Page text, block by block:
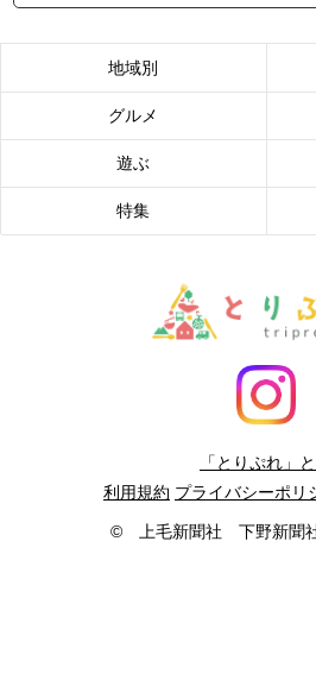
地域別
グルメ
遊ぶ
特集
「とりぷれ」
利用規約 プライバシーポリ
© 上毛新聞社 下野新聞